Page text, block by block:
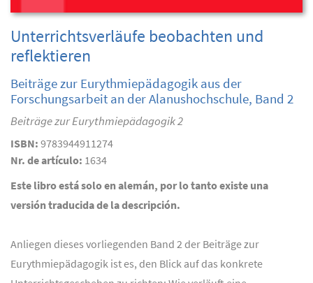
Unterrichtsverläufe beobachten und
reflektieren
Beiträge zur Eurythmiepädagogik aus der
Forschungsarbeit an der Alanushochschule, Band 2
Beiträge zur Eurythmiepädagogik 2
ISBN: 9783944911274
Nr. de artículo: 1634
Este libro está solo en alemán, por lo tanto existe una
versión traducida de la descripción.
Anliegen dieses vorliegenden Band 2 der Beiträge zur
Eurythmiepädagogik ist es, den Blick auf das konkrete